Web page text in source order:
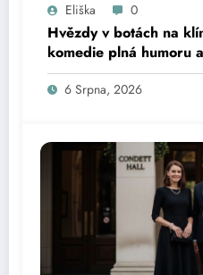
Eliška 0
Hvězdy v botách na
komedie plná humoru
6 Srpna, 2026